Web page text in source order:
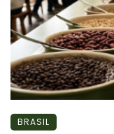
BRASIL